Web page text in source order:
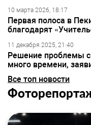
10 марта 2026, 18:17
Первая полоса в
благодарят
11 декабря 2025, 21:40
Решение проблемы с
много времени,
Все топ новости